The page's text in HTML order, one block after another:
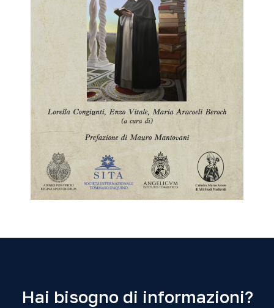
Hai bisogno di informazioni?